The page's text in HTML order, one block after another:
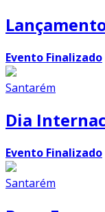
Evento Finalizado
Santarém
Dia
Evento Finalizado
Santarém